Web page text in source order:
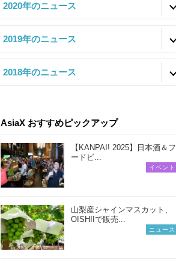
2020年のニュース
2019年のニュース
2018年のニュース
AsiaX おすすめピックアップ
【KANPAI! 2025】日本酒＆フ
ードビ...
イベント
山梨産シャインマスカット、
OISHIIで販売...
ニュース